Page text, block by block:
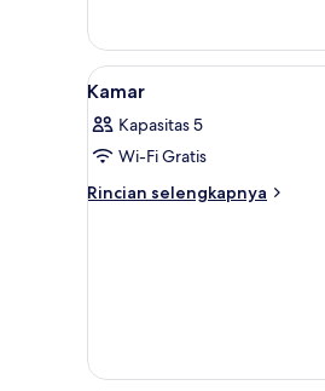
Bebas
Asap
Rokok
Lihat
semua
foto
untuk
Kamar
2
Kamar
Kapasitas 5
Wi-Fi Gratis
Rincian selengkapnya
Rincian